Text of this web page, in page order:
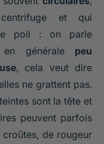
et qui
de poil : on parle
en générale peu
, cela veut dire
ne grattent pas.
sont la tête et
peuvent parfois
de rougeur